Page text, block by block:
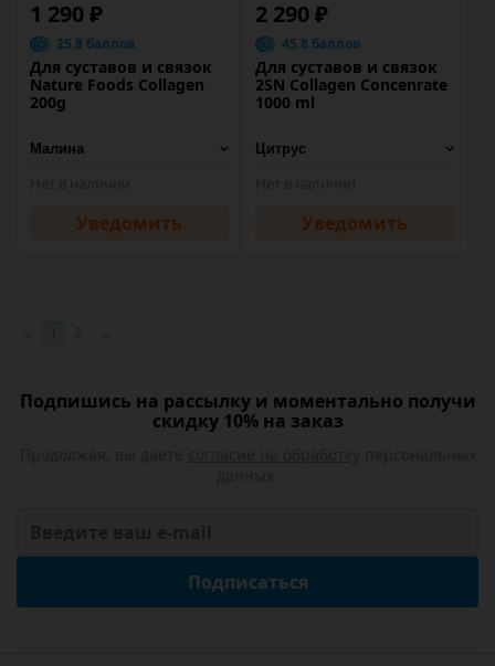
1 290 ₽
25.8 баллов
Для суставов и связок
Nature Foods Collagen
200g
Уведомить
2 290 ₽
45.8 баллов
Для суставов и связок
2SN Collagen Concenrate
1000 ml
Уведомить
Подпишись на рассылку и моментально получи
скидку 10% на заказ
Подписаться